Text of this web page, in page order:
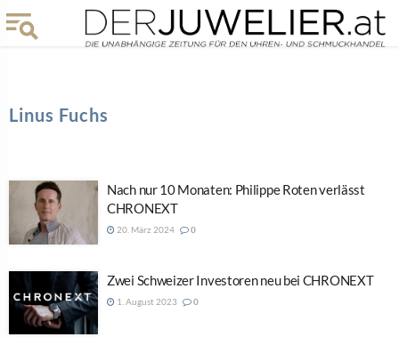
Linus Fuchs
Nach nur 10 Monaten: Philippe Roten verlässt
CHRONEXT
20. März 2024 0
Zwei Schweizer Investoren neu bei CHRONEXT
1. August 2023 0